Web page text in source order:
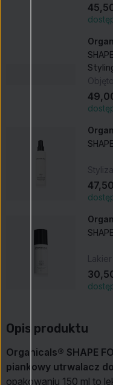
Opis produktu
Organicals® SHAPE
piankowy utrwalacz
opakowaniu 150 ml to